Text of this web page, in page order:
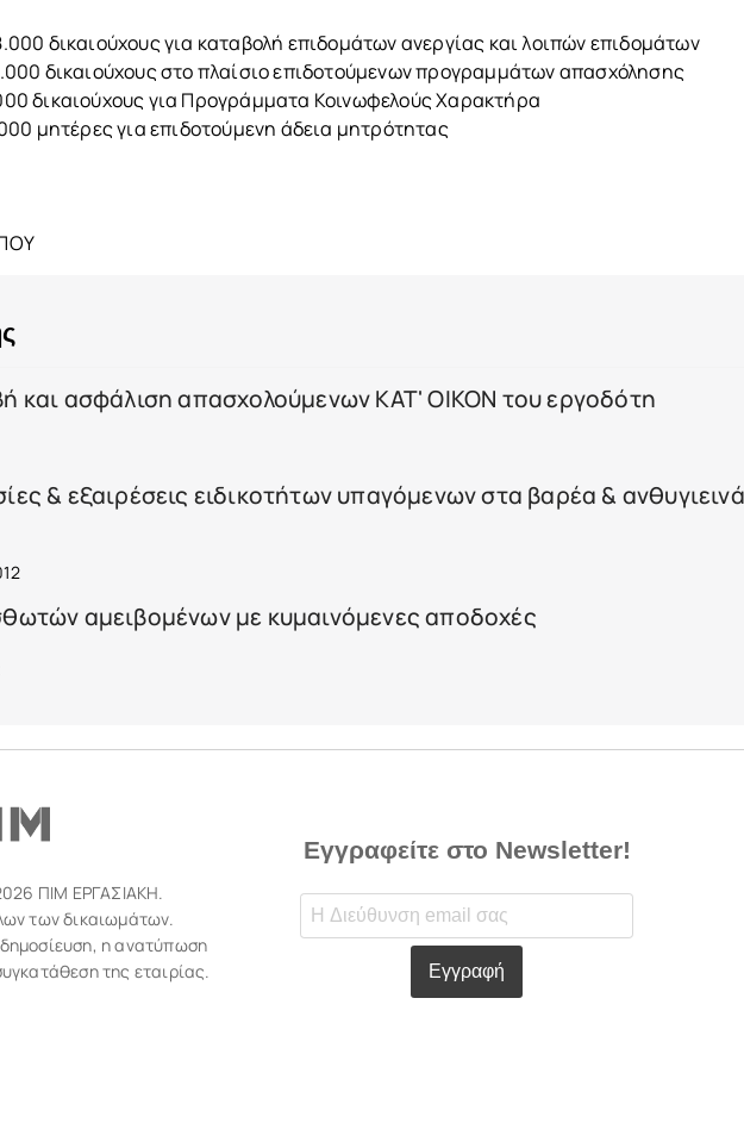
δικαιούχους για καταβολή επιδομάτων ανεργίας και λοιπών επιδομάτων
δικαιούχους στο πλαίσιο επιδοτούμενων προγραμμάτων απασχόλησης
δικαιούχους για Προγράμματα Κοινωφελούς Χαρακτήρα
μητέρες για επιδοτούμενη άδεια μητρότητας
και ασφάλιση απασχολούμενων ΚΑΤ' ΟΙΚΟΝ του εργοδότη
& εξαιρέσεις ειδικοτήτων υπαγόμενων στα βαρέα & ανθυγιεινά
αμειβομένων με κυμαινόμενες αποδοχές
ΠΙΜ ΕΡΓΑΣΙΑΚΗ.
των δικαιωμάτων.
η ανατύπωση
της εταιρίας.
Εγγραφείτε στο Newsletter!
Εγγραφή